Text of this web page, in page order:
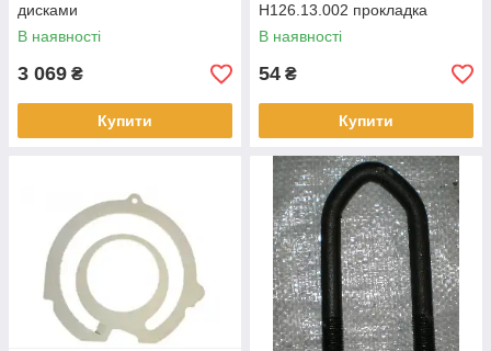
дисками
В наявності
3 069 ₴
Купити
Н126.13.002 прокладка
В наявності
54 ₴
Купити